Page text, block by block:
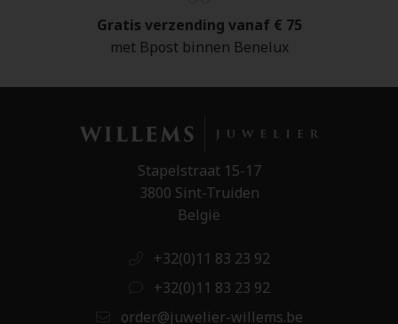
Gratis verzending vanaf € 75
met Bpost binnen Benelux
Stapelstraat 15-17
3800 Sint-Truiden
België
+32(0)11 83 23 92
+32(0)11 83 23 92
order@juwelier-willems.be